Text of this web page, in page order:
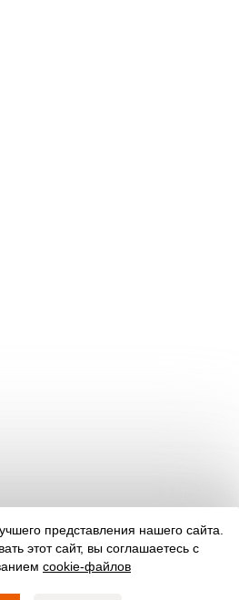
представления нашего сайта.
этот сайт, вы соглашаетесь с
cookie-файлов